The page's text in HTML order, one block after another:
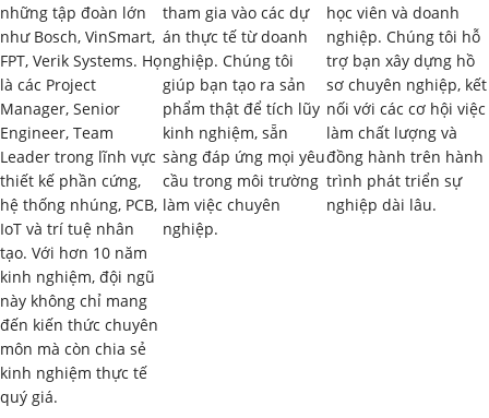
1.2. Quy Trình Thiết Kế Vi Mạch ASIC (ASIC
Design Flow)(2 giờ)
Các bước trong quy trình thiết kế vi mạch ASIC (đặc tả yêu
cầu, thiết kế RTL, kiểm tra chức năng, tổng hợp logic, thiết
kế vật lý, kiểm tra sau layout, chế tạo…).
Phân biệt Front-end Design và Back-end Design.
Giới thiệu các công cụ EDA (Electronic Design Automation)
cho thiết kế vi mạch ASIC.
1.3. Lựa Chọn Công Nghệ và Thư Viện Thiết
Kế(2 giờ)
Giới thiệu về các công nghệ chế tạo vi mạch (CMOS,
những tập đoàn lớn
như Bosch, VinSmart,
FPT, Verik Systems. Họ
là các Project
Manager, Senior
Engineer, Team
Leader trong lĩnh vực
thiết kế phần cứng,
hệ thống nhúng, PCB,
IoT và trí tuệ nhân
tạo. Với hơn 10 năm
kinh nghiệm, đội ngũ
này không chỉ mang
đến kiến thức chuyên
môn mà còn chia sẻ
kinh nghiệm thực tế
quý giá.
tham gia vào các dự
án thực tế từ doanh
nghiệp. Chúng tôi
giúp bạn tạo ra sản
phẩm thật để tích lũy
kinh nghiệm, sẵn
sàng đáp ứng mọi yêu
cầu trong môi trường
làm việc chuyên
nghiệp.
học viên và doanh
nghiệp. Chúng tôi hỗ
trợ bạn xây dựng hồ
sơ chuyên nghiệp, kết
nối với các cơ hội việc
làm chất lượng và
đồng hành trên hành
trình phát triển sự
nghiệp dài lâu.